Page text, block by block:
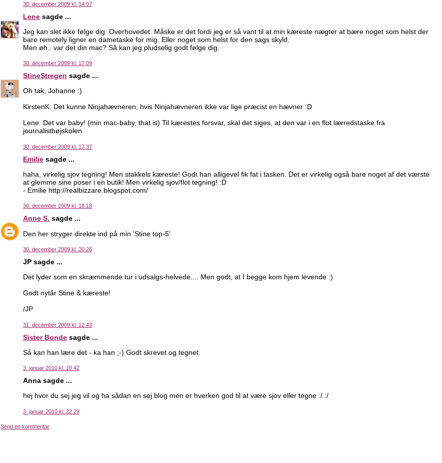
30. december 2009 kl. 14.07
Lene sagde ...
Jeg kan slet ikke følge dig. Overhovedet. Måske er det fordi jeg er så vant til at min kæreste nægter at bære noget som helst der
bare remotely ligner en dametaske for mig. Eller noget som helst for den sags skyld.
Men øh.. var det din mac? Så kan jeg pludselig godt følge dig.
30. december 2009 kl. 17.09
StineStregen sagde ...
Oh tak, Johanne :)
KirstenK: Det kunne Ninjahævneren, hvis Ninjahævneren ikke var lige præcist en hævner :D
Lene: Det var baby! (min mac-baby, that is) Til kærestes forsvar, skal det siges, at den var i en flot lærredstaske fra
journalisthøjskolen.
30. december 2009 kl. 17.37
Emilie sagde ...
haha, virkelig sjov tegning! Men stakkels kæreste! Godt han alligevel fik fat i tasken. Det er virkelig også bare noget af det værste
at glemme sine poser i en butik! Men virkelig sjov/flot tegning! :D
- Emilie http://realbizzare.blogspot.com/
30. december 2009 kl. 18.18
Anne S. sagde ...
Den her stryger direkte ind på min 'Stine top-5'
30. december 2009 kl. 20.26
JP sagde ...
Det lyder som en skræmmende tur i udsalgs-helvede.... Men godt, at I begge kom hjem levende :)
Godt nytår Stine & kæreste!
/JP
31. december 2009 kl. 12.43
Sister Bonde sagde ...
Så kan han lære det - ka han ;-) Godt skrevet og tegnet.
3. januar 2010 kl. 10.42
Anna sagde ...
hej hvor du sej jeg vil og ha sådan en sej blog men er hverken god til at være sjov eller tegne :/ :/
3. januar 2010 kl. 22.29
Send en kommentar